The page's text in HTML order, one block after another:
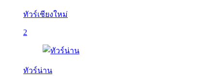
ทัวร์เชียงใหม่
2
ทัวร์น่าน